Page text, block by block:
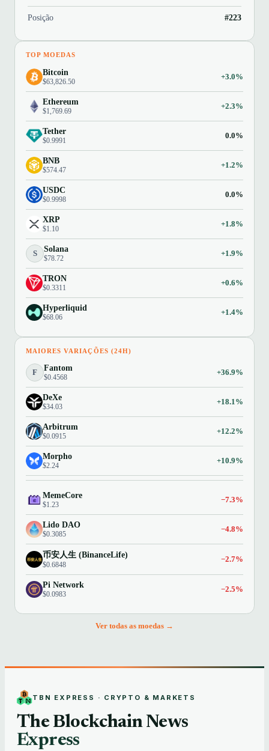
Posição #223
TOP MOEDAS
Bitcoin
$63,826.50
+3.0%
Ethereum
$1,769.69
+2.3%
Tether
$0.9991
0.0%
BNB
$574.47
+1.2%
USDC
$0.9998
0.0%
XRP
$1.10
+1.8%
S Solana
$78.72
+1.9%
TRON
$0.3311
+0.6%
Hyperliquid
$68.06
+1.4%
MAIORES VARIAÇÕES (24H)
F Fantom
$0.4568
+36.9%
DeXe
$34.03
+18.1%
Arbitrum
$0.0915
+12.2%
Morpho
$2.24
+10.9%
MemeCore
$1.23
−7.3%
Lido DAO
$0.3085
−4.8%
币安人生 (BinanceLife)
$0.6848
−2.7%
Pi Network
$0.0983
−2.5%
Ver todas as moedas →
TBN EXPRESS · CRYPTO & MARKETS
The Blockchain News
Express